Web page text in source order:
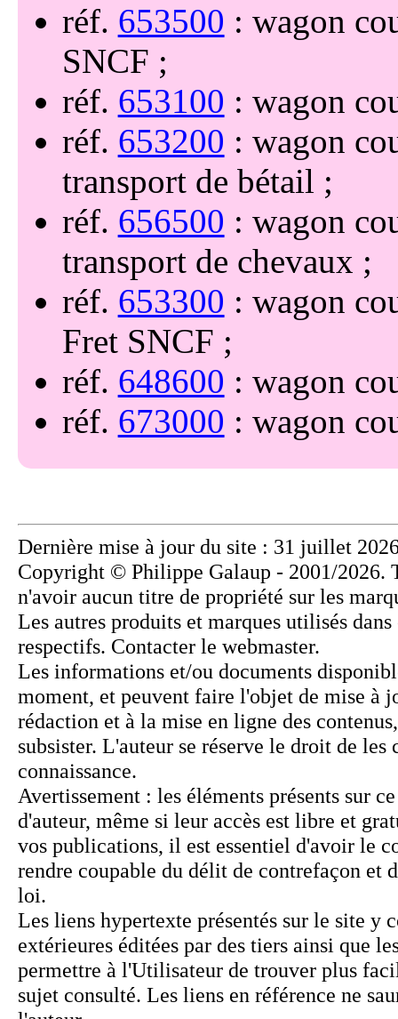
réf. 653500 : wagon
SNCF
réf. 653100 : wagon
réf. 653200 : wagon
transport de bétail
réf. 656500 : wagon
transport de chevaux
réf. 653300 : wagon
Fret SNCF
réf. 648600 : wagon
réf. 673000 : wagon